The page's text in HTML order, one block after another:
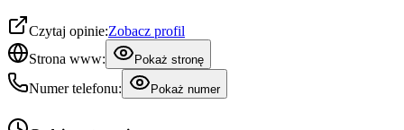
Czytaj opinie:Zobacz profil
Strona www:
Pokaż stronę
Numer telefonu: Pokaż numer